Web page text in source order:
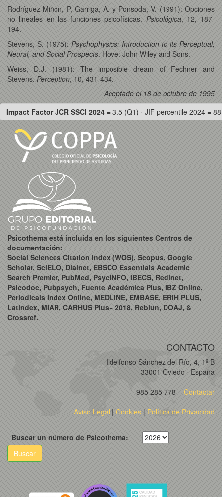
Rodríguez Miñon, P, Garriga, A. y Ponsoda, V. (1991): Opciones
no lineales en las funciones psicofísicas. Psicológica, 12, 187-
194.
Stevens, S. (1975): Psychophysics: Introduction to its Perceptual,
Neural, and Social Prospects. Hove: John Wiley and Sons.
Weiss, D.J. (1981): The imposible dream of Fechner and
Stevens. Perception, 10, 431-434.
Aceptado el 18 de octubre de 1995
Impact Factor JCR SSCI 2024 = 3.5 (Q1) · JIF percentile 2024 =
Psicothema está incluida en los siguientes Centros de
documentación:
Social Sciences Citation Index (WOS), Scopus, Google
Scholar, SciELO, Dialnet, EBSCO Essentials Academic
Search Premier, PubMed, PsycINFO, IBECS, Redinet,
Psicodoc, Pubpsych, Fuente Académica Plus, IBZ Online,
Periodicals Index Online, MEDLINE, EMBASE, ERIH PLUS,
Latindex, MIAR, CARHUS Plus+ 2018, Rebiun, DOAJ, &
Crossref.
CONTACTO
Ildelfonso Sánchez del Río, 4, 1º B
33001 Oviedo · España
985 285 778
Contactar
Aviso Legal| Cookies | Política de Privacidad
Buscar un número de Psicothema:
Buscar